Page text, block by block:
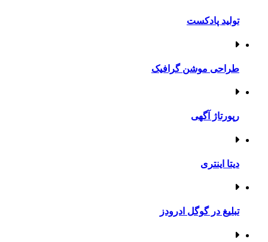
تولید پادکست
طراحی موشن گرافیک
رپورتاژ آگهی
دیتا اینتری
تبلیغ در گوگل ادرودز